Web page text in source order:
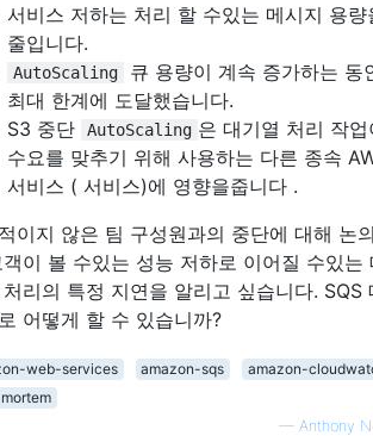
서비스 저하는 처리 할 수있는 메시지 용량
줄입니다.
AutoScaling
큐 용량이 계속 증가하는 동
최대 한계에 도달했습니다.
S3 중단
AutoScaling 은 대기열 처리 작업
수요를 맞추기 위해 사용하는 다른 종속
서비스 ( 서비스)에 영향을줍니다 .
이지 않은 팀 구성원과의 중단에 대해 논
이 볼 수있는 성능 저하로 이어질 수있는
리의 특정 지연을 알리고 싶습니다. SQS
어떻게 할 수 있습니까?
web-services amazon-sqs
amazon-
— Anthony